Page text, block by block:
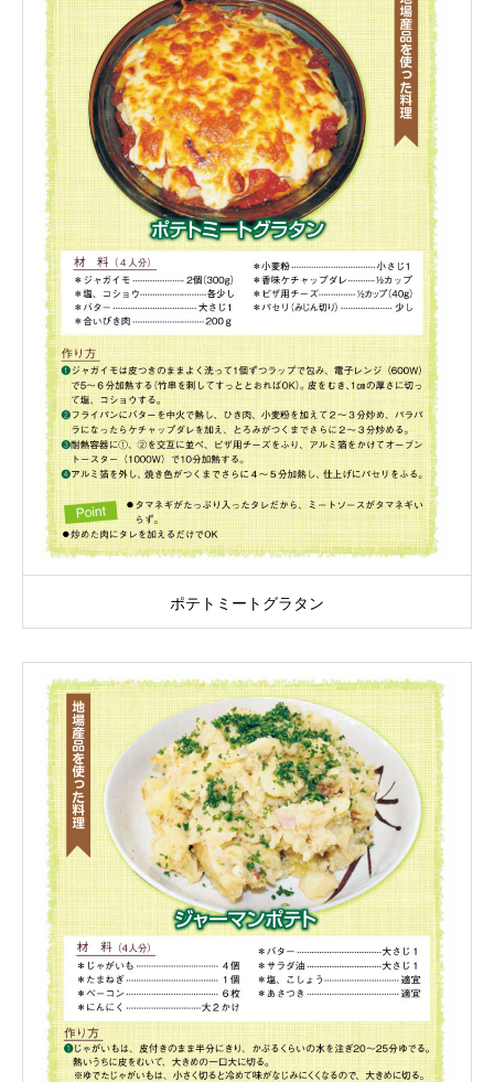
ポテトミートグラタン